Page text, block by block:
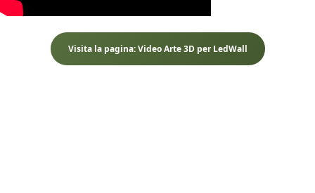
Visita la pagina: Video Arte 3D per LedWall